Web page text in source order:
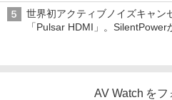
世界初アクティブノイズキャン
「Pulsar HDMI」。SilentPower
AV Watch をフ